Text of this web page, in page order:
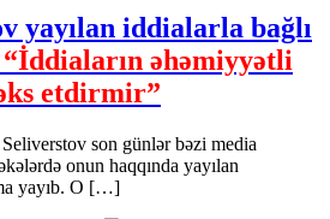
yayılan iddialarla bağlı
“İddiaların əhəmiyyətli
etdirmir”
son günlər bəzi media
onun haqqında yayılan
yayıb. O […]